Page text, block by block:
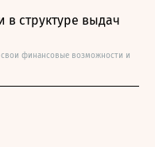
структуре выдач
финансовые возможности и